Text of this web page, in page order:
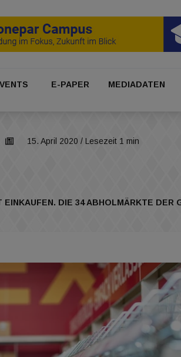
E-PAPER MEDIADATEN
15. April 2020 / Lesezeit 1 min
DIE 34 ABHOLMÄRKTE DER